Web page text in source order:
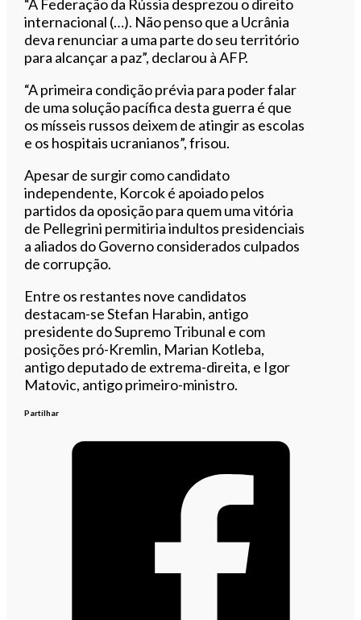
“A Federação da Rússia desprezou o direito
internacional (…). Não penso que a Ucrânia
deva renunciar a uma parte do seu território
para alcançar a paz”, declarou à AFP.
“A primeira condição prévia para poder falar
de uma solução pacífica desta guerra é que
os mísseis russos deixem de atingir as escolas
e os hospitais ucranianos”, frisou.
Apesar de surgir como candidato
independente, Korcok é apoiado pelos
partidos da oposição para quem uma vitória
de Pellegrini permitiria indultos presidenciais
a aliados do Governo considerados culpados
de corrupção.
Entre os restantes nove candidatos
destacam-se Stefan Harabin, antigo
presidente do Supremo Tribunal e com
posições pró-Kremlin, Marian Kotleba,
antigo deputado de extrema-direita, e Igor
Matovic, antigo primeiro-ministro.
Partilhar